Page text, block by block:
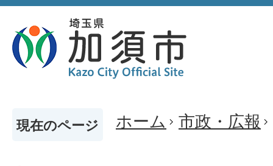
現在のページ ホーム 市政・広報